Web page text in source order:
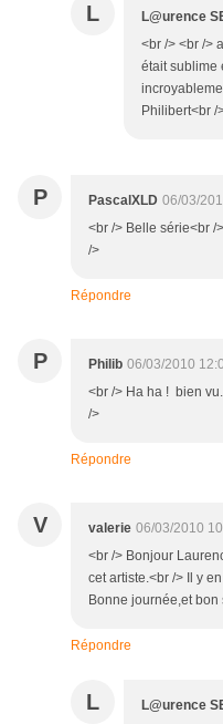
L L@urence
<br /> <br />
était sublime
Philibert<br /
P PascalXLD 06/03/
<br /> Belle série<br /
/>
Répondre
P Philib 06/03/2010
<br /> Ha ha ! bien
/>
Répondre
V valerie 06/03/2010
<br /> Bonjour
cet artiste.<br /> Il y
Bonne journée,et bon
Répondre
L L@urence